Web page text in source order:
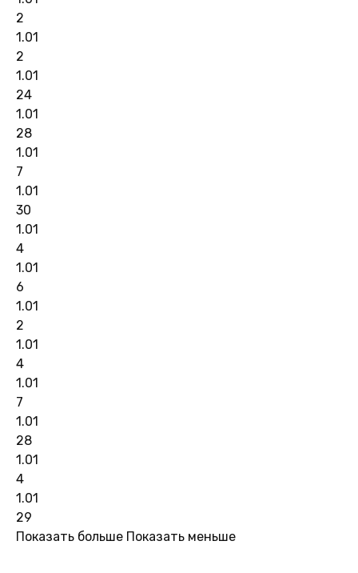
2
1.01
2
1.01
24
1.01
28
1.01
7
1.01
30
1.01
4
1.01
6
1.01
2
1.01
4
1.01
7
1.01
28
1.01
4
1.01
29
Показать больше Показать меньше